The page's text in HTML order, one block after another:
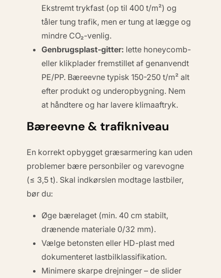
Ekstremt trykfast (op til 400 t/m²) og
tåler tung trafik, men er tung at lægge og
mindre CO₂-venlig.
Genbrugsplast-gitter: lette honeycomb-
eller klikplader fremstillet af genanvendt
PE/PP. Bæreevne typisk 150-250 t/m² alt
efter produkt og underopbygning. Nem
at håndtere og har lavere klimaaftryk.
Bæreevne & trafikniveau
En korrekt opbygget græsarmering kan uden
problemer bære personbiler og varevogne
(≤ 3,5 t). Skal indkørslen modtage lastbiler,
bør du:
Øge bærelaget (min. 40 cm stabilt,
drænende materiale 0/32 mm).
Vælge betonsten eller HD-plast med
dokumenteret lastbilklassifikation.
Minimere skarpe drejninger – de slider